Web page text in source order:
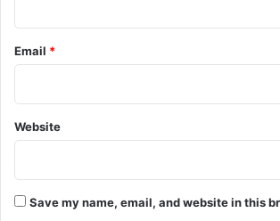
Email *
Website
Save my name, email, and website in this